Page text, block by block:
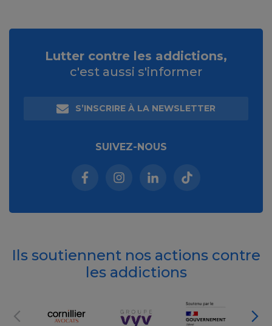
Lutter contre les addictions,
c'est aussi s'informer
S’INSCRIRE À LA NEWSLETTER
SUIVEZ-NOUS
Facebook (nouvelle fenêtre)
Instagram (nouvelle fenêtre)
Linkedin (nouvelle
Tiktok (nouvelle
Ils soutiennent nos actions contre
les addictions